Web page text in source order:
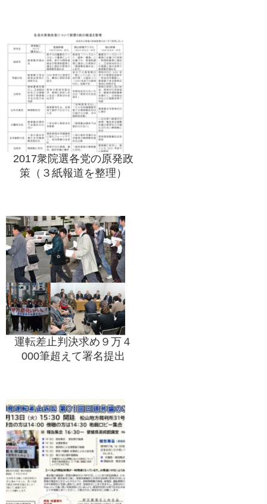
2017衆院選各党の原発政
策（３紙報道を整理）
運転差止判決求め９万４
000筆超えて署名提出